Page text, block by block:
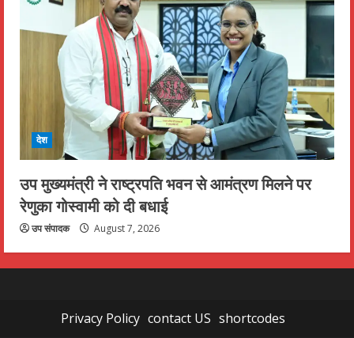
देश
उप मुख्यमंत्री ने राष्ट्रपति भवन से आमंत्रण मिलने पर
रेणुका गोस्वामी को दी बधाई
उप संपादक August 7, 2026
Privacy Policy contact US shortcodes